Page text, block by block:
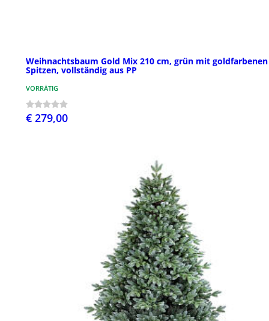
Weihnachtsbaum Gold Mix 210 cm, grün mit goldfarbenen
Spitzen, vollständig aus PP
VORRÄTIG
€ 279,00